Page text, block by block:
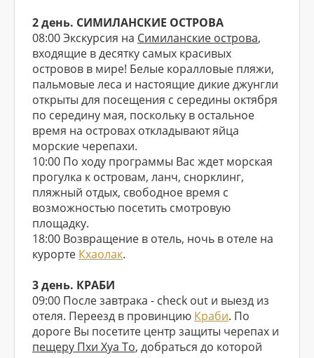
2 день. СИМИЛАНСКИЕ ОСТРОВА
08:00 Экскурсия на Симиланские острова,
входящие в десятку самых красивых
островов в мире! Белые коралловые пляжи,
пальмовые леса и настоящие дикие джунгли
открыты для посещения с середины октября
по середину мая, поскольку в остальное
время на островах откладывают яйца
морские черепахи.
10:00 По ходу программы Вас ждет морская
прогулка к островам, ланч, снорклинг,
пляжный отдых, свободное время с
возможностью посетить смотровую
площадку.
18:00 Возвращение в отель, ночь в отеле на
курорте Кхаолак.
3 день. КРАБИ
09:00 После завтрака - check out и выезд из
отеля. Переезд в провинцию Краби. По
дороге Вы посетите центр защиты черепах и
пещеру Пхи Хуа То, добраться до которой